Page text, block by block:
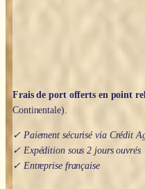
Frais de port offerts en point
Continentale).
✓ Paiement sécurisé via Crédit
✓ Expédition sous 2 jours ouvrés
✓ Entreprise française